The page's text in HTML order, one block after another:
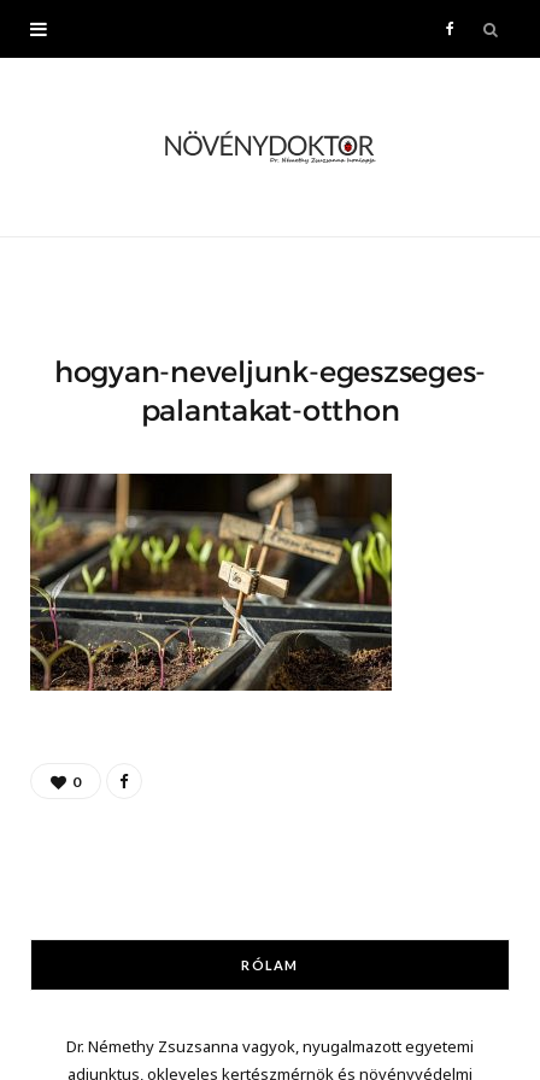
o
hogyan-neveljunk-egeszseges-
palantakat-otthon
0
RÓLAM
Dr. Némethy Zsuzsanna vagyok, nyugalmazott egyetemi
adjunktus, okleveles kertészmérnök és növényvédelmi